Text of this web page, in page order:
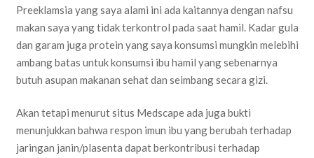
Preeklamsia yang saya alami ini ada kaitannya dengan nafsu
makan saya yang tidak terkontrol pada saat hamil. Kadar gula
dan garam juga protein yang saya konsumsi mungkin melebihi
ambang batas untuk konsumsi ibu hamil yang sebenarnya
butuh asupan makanan sehat dan seimbang secara gizi.
Akan tetapi menurut situs Medscape ada juga bukti
menunjukkan bahwa respon imun ibu yang berubah terhadap
jaringan janin/plasenta dapat berkontribusi terhadap